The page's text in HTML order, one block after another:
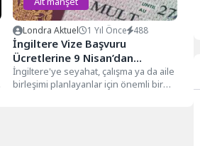
Londra Aktuel 1 Yıl Önce 488
İngiltere Vize Başvuru
Ücretlerine 9 Nisan’dan
İtibaren Zam Geliyor
İngiltere'ye seyahat, çalışma ya da aile
birleşimi planlayanlar için önemli bir